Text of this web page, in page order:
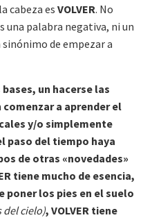
cabeza es VOLVER. No
una palabra negativa, ni un
de empezar a
bases, un hacerse las
a aprender el
y/o simplemente
paso del tiempo haya
de otras «novedades»
tiene mucho de esencia,
poner los pies en el suelo
del cielo), VOLVER tiene